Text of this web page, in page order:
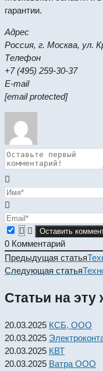
гарантии.
Адрес
Россия, г. Москва, ул.
Телефон
+7 (495) 259-30-37
E-mail
[email protected]
0 Комментарий
Read
more
Предыдущая статья
Следующая статья
Статьи на эту
20.03.2025 КСБ, ООО
20.03.2025
20.03.2025 КВТ
20.03.2025 Ватра ООО